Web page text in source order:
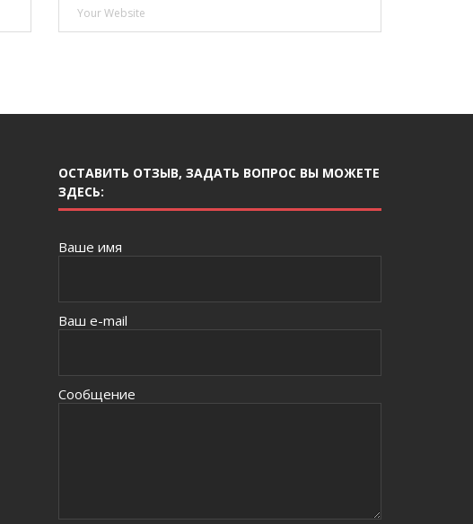
ОСТАВИТЬ ОТЗЫВ, ЗАДАТЬ ВОПРОС ВЫ МОЖЕТЕ
ЗДЕСЬ:
Ваше имя
Ваш e-mail
Сообщение